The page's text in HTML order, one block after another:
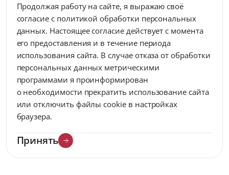
Университет
Наука
Сотрудникам
Выпускникам
Продолжая работу на сайте, я выражаю своё
согласие c политикой обработки персональных
данных. Настоящее согласие действует с момента
его предоставления и в течение периода
использования сайта. В случае отказа от обработки
персональных данных метрическими
программами я проинформирован
о необходимости прекратить использование сайта
или отключить файлы cookie в настройках
браузера.
Принять